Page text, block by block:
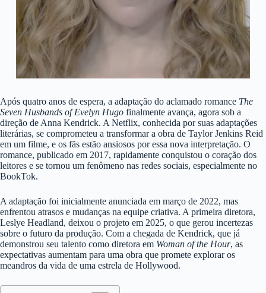
Após quatro anos de espera, a adaptação do aclamado romance The
Seven Husbands of Evelyn Hugo finalmente avança, agora sob a
direção de Anna Kendrick. A Netflix, conhecida por suas adaptações
literárias, se comprometeu a transformar a obra de Taylor Jenkins Reid
em um filme, e os fãs estão ansiosos por essa nova interpretação. O
romance, publicado em 2017, rapidamente conquistou o coração dos
leitores e se tornou um fenômeno nas redes sociais, especialmente no
BookTok.
A adaptação foi inicialmente anunciada em março de 2022, mas
enfrentou atrasos e mudanças na equipe criativa. A primeira diretora,
Leslye Headland, deixou o projeto em 2025, o que gerou incertezas
sobre o futuro da produção. Com a chegada de Kendrick, que já
demonstrou seu talento como diretora em Woman of the Hour, as
expectativas aumentam para uma obra que promete explorar os
meandros da vida de uma estrela de Hollywood.